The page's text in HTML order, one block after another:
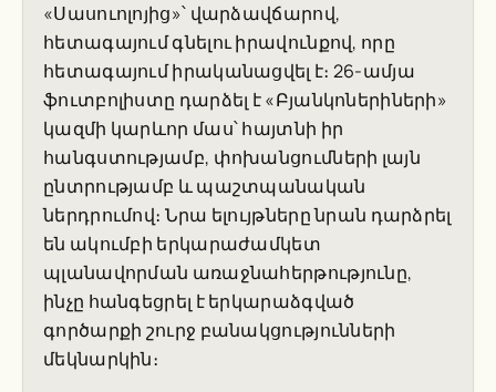
«Սասուոլոյից»՝ վարձավճարով,
հետագայում գնելու իրավունքով, որը
հետագայում իրականացվել է։ 26-ամյա
ֆուտբոլիստը դարձել է «Բյանկոներիների»
կազմի կարևոր մաս՝ հայտնի իր
հանգստությամբ, փոխանցումների լայն
ընտրությամբ և պաշտպանական
ներդրումով։ Նրա ելույթները նրան դարձրել
են ակումբի երկարաժամկետ
պլանավորման առաջնահերթությունը,
ինչը հանգեցրել է երկարաձգված
գործարքի շուրջ բանակցությունների
մեկնարկին։